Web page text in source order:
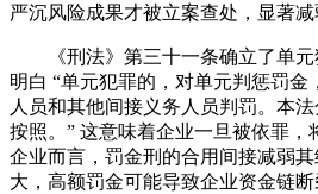
严沉风险成果才被立案查处，显著减
《刑法》第三十一条确立了单元
明白 “单元犯罪的，对单元判惩罚金
人员和其他间接义务人员判罚。本
按照。” 这意味着企业一旦被依罪，
企业而言，罚金刑的合用间接减弱
大，高额罚金可能导致企业资金链